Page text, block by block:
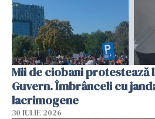
Mii de ciobani protestează
Guvern. Îmbrânceli cu
lacrimogene
30 IULIE 2026